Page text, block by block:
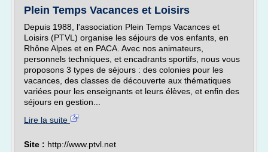
Plein Temps Vacances et Loisirs
Depuis 1988, l'association Plein Temps Vacances et
Loisirs (PTVL) organise les séjours de vos enfants, en
Rhône Alpes et en PACA. Avec nos animateurs,
personnels techniques, et encadrants sportifs, nous vous
proposons 3 types de séjours : des colonies pour les
vacances, des classes de découverte aux thématiques
variées pour les enseignants et leurs élèves, et enfin des
séjours en gestion...
Lire la suite
Site : http://www.ptvl.net